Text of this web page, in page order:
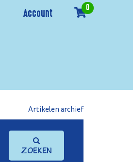
Account 0
Artikelen archief
Zoeken